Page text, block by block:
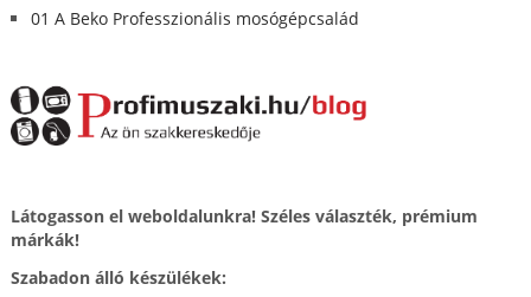
01 A Beko Professzionális mosógépcsalád
Látogasson el weboldalunkra! Széles választék, prémium
márkák!
Szabadon álló készülékek: